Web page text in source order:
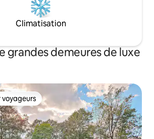
Climatisation
grandes demeures de luxe
les plus appréciés